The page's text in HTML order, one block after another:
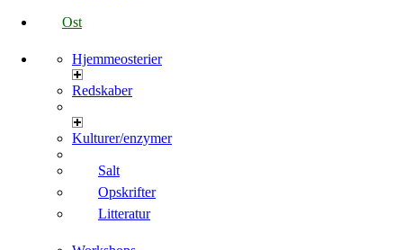
Ost
Hjemmeosterier
Redskaber
Kulturer/enzymer
Salt
Opskrifter
Litteratur